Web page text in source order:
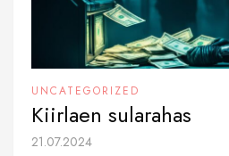
UNCATEGORIZED
Kiirlaen sularahas
21.07.2024